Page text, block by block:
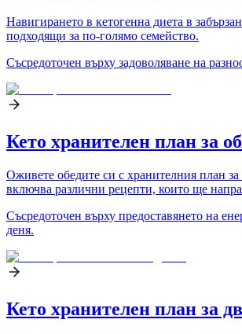
Навигирането в кетогенна диета в
подходящи за по-голямо семейство.
Съсредоточен върху задоволяване на
Кето хранителен план за
Оживете обедите си с хранителния план
включва различни рецепти, които ще
Съсредоточен върху предоставянето на
деня.
Кето хранителен план за